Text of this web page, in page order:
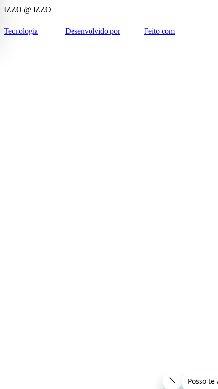
IZZO @ IZZO
Tecnologia Desenvolvido por Feito com